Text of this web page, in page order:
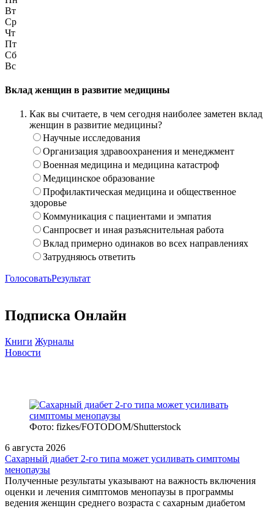
Вт
Ср
Чт
Пт
Сб
Вс
Вклад женщин в развитие медицины
Как вы считаете, в чем сегодня наиболее заметен вклад
женщин в развитие медицины?
Научные исследования
Организация здравоохранения и менеджмент
Военная медицина и медицина катастроф
Медицинское образование
Профилактическая медицина и общественное
здоровье
Коммуникация с пациентами и эмпатия
Санпросвет и иная разъяснительная работа
Вклад примерно одинаков во всех направлениях
Затрудняюсь ответить
ГолосоватьРезультат
Подписка Онлайн
Книги Журналы
Новости
Фото: fizkes/FOTODOM/Shutterstock
6 августа 2026
Сахарный диабет 2‑го типа может усиливать симптомы
менопаузы
Полученные результаты указывают на важность включения
оценки и лечения симптомов менопаузы в программы
ведения женщин среднего возраста с сахарным диабетом